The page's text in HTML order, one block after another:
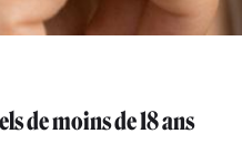
de moins de 18 ans